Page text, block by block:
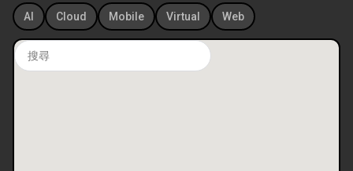
AI Cloud Mobile Virtual Web